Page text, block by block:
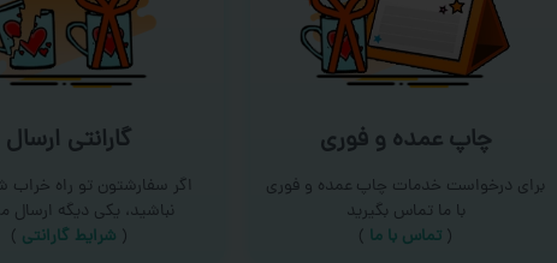
چاپ عمده و فوری
برای درخواست خدمات چاپ عمده و فوری
با ما تماس بگیرید
( تماس با ما )
گارانتی ارسال
اگر سفارشتون تو راه خراب
نباشید، یکی دیگه ارسال
( شرایط گارانتی )